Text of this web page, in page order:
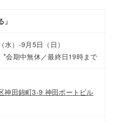
）-9月5日（日）
期中無休／最終日19時まで
神田錦町3-9 神田ポートビル